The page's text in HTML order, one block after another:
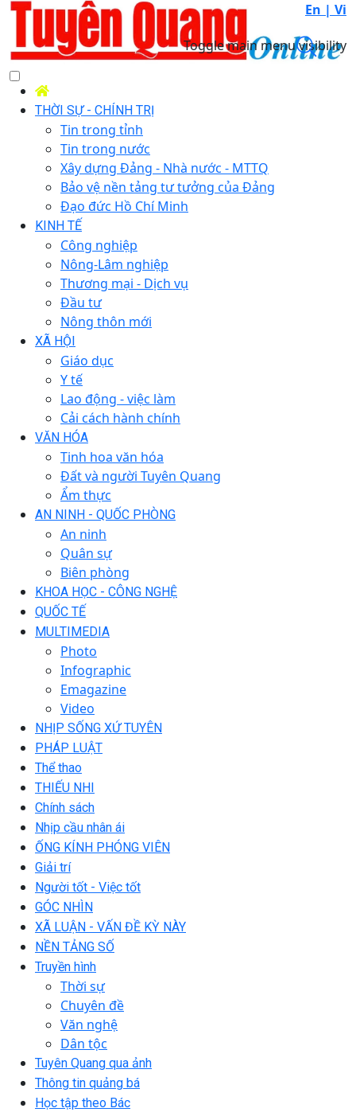
En | Vi
Toggle main menu visibility
THỜI SỰ - CHÍNH TRỊ
Tin trong tỉnh
Tin trong nước
Xây dựng Đảng - Nhà nước - MTTQ
Bảo vệ nền tảng tư tưởng của Đảng
Đạo đức Hồ Chí Minh
KINH TẾ
Công nghiệp
Nông-Lâm nghiệp
Thương mại - Dịch vụ
Đầu tư
Nông thôn mới
XÃ HỘI
Giáo dục
Y tế
Lao động - việc làm
Cải cách hành chính
VĂN HÓA
Tinh hoa văn hóa
Đất và người Tuyên Quang
Ẩm thực
AN NINH - QUỐC PHÒNG
An ninh
Quân sự
Biên phòng
KHOA HỌC - CÔNG NGHỆ
QUỐC TẾ
MULTIMEDIA
Photo
Infographic
Emagazine
Video
NHỊP SỐNG XỨ TUYÊN
PHÁP LUẬT
Thể thao
THIẾU NHI
Chính sách
Nhịp cầu nhân ái
ỐNG KÍNH PHÓNG VIÊN
Giải trí
Người tốt - Việc tốt
GÓC NHÌN
XÃ LUẬN - VẤN ĐỀ KỲ NÀY
NỀN TẢNG SỐ
Truyền hình
Thời sự
Chuyên đề
Văn nghệ
Dân tộc
Tuyên Quang qua ảnh
Thông tin quảng bá
Học tập theo Bác